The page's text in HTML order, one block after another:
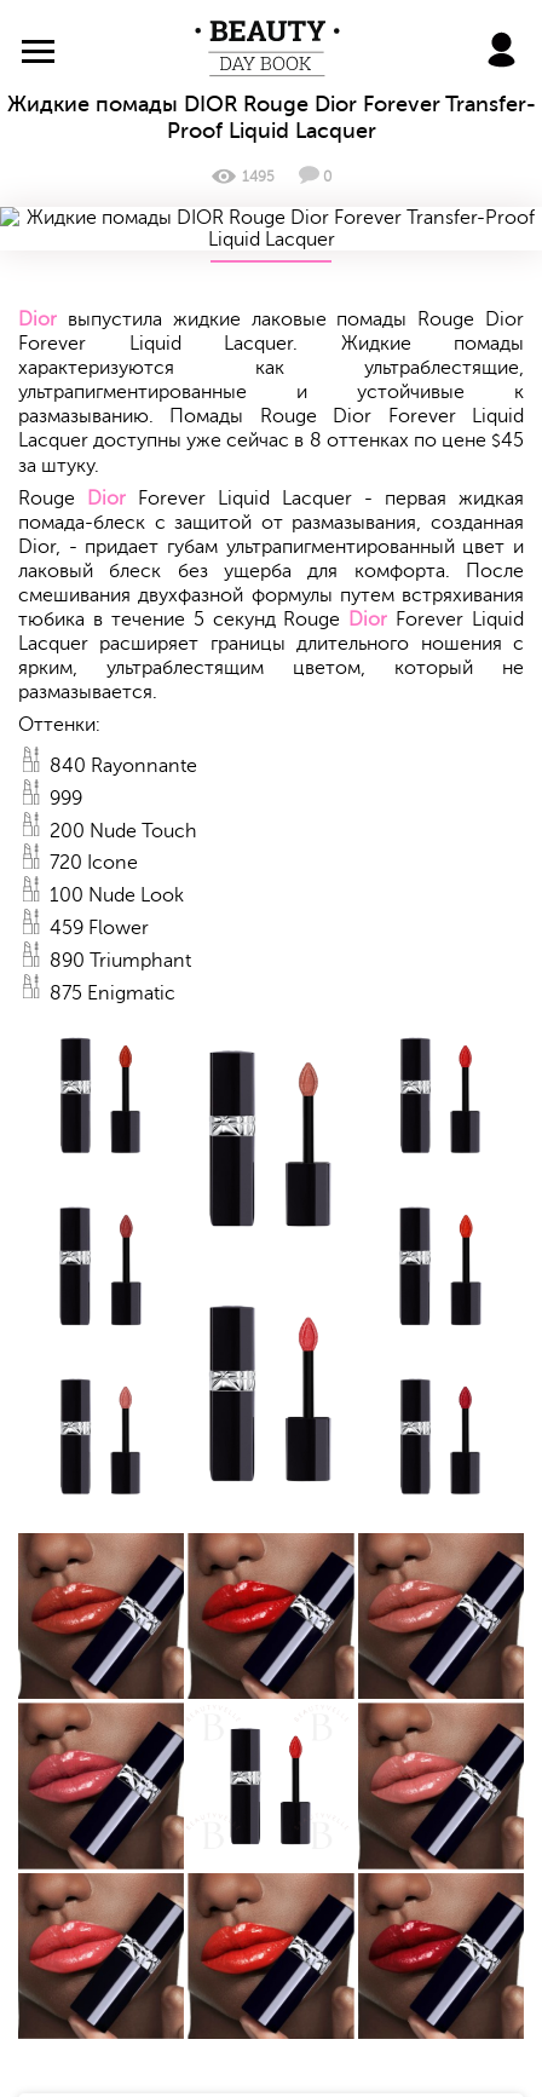
BeautyDayBook
Жидкие помады DIOR Rouge Dior Forever Transfer-
Proof Liquid Lacquer
1495 0
Dior выпустила жидкие лаковые помады Rouge Dior
Forever Liquid Lacquer. Жидкие помады
характеризуются как ультраблестящие,
ультрапигментированные и устойчивые к
размазыванию. Помады Rouge Dior Forever Liquid
Lacquer доступны уже сейчас в 8 оттенках по цене $45
за штуку.
Rouge
Dior Forever Liquid Lacquer - первая жидкая
помада-блеск с защитой от размазывания, созданная
Dior, - придает губам ультрапигментированный цвет и
лаковый блеск без ущерба для комфорта. После
смешивания двухфазной формулы путем встряхивания
тюбика в течение 5 секунд Rouge
Dior Forever Liquid
Lacquer расширяет границы длительного ношения с
ярким, ультраблестящим цветом, который не
размазывается.
Оттенки:
840 Rayonnante
999
200 Nude Touch
720 Icone
100 Nude Look
459 Flower
890 Triumphant
875 Enigmatic